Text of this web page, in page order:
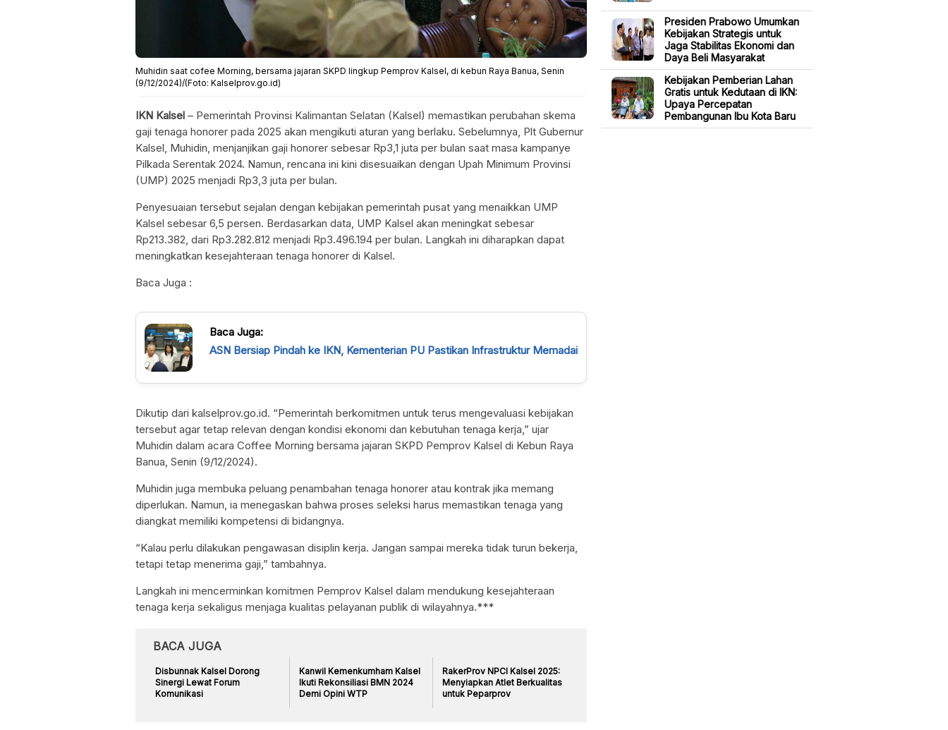
Muhidin saat cofee Morning, bersama jajaran SKPD lingkup Pemprov Kalsel, di kebun Raya Banua, Senin
(9/12/2024)/(Foto: Kalselprov.go.id)
IKN Kalsel – Pemerintah Provinsi Kalimantan Selatan (Kalsel) memastikan perubahan skema
gaji tenaga honorer pada 2025 akan mengikuti aturan yang berlaku. Sebelumnya, Plt Gubernur
Kalsel, Muhidin, menjanjikan gaji honorer sebesar Rp3,1 juta per bulan saat masa kampanye
Pilkada Serentak 2024. Namun, rencana ini kini disesuaikan dengan Upah Minimum Provinsi
(UMP) 2025 menjadi Rp3,3 juta per bulan.
Penyesuaian tersebut sejalan dengan kebijakan pemerintah pusat yang menaikkan UMP
Kalsel sebesar 6,5 persen. Berdasarkan data, UMP Kalsel akan meningkat sebesar
Rp213.382, dari Rp3.282.812 menjadi Rp3.496.194 per bulan. Langkah ini diharapkan dapat
meningkatkan kesejahteraan tenaga honorer di Kalsel.
Baca Juga :
Baca Juga:
ASN Bersiap Pindah ke IKN, Kementerian PU Pastikan Infrastruktur Memadai
Dikutip dari kalselprov.go.id. “Pemerintah berkomitmen untuk terus mengevaluasi kebijakan
tersebut agar tetap relevan dengan kondisi ekonomi dan kebutuhan tenaga kerja,” ujar
Muhidin dalam acara Coffee Morning bersama jajaran SKPD Pemprov Kalsel di Kebun Raya
Banua, Senin (9/12/2024).
Muhidin juga membuka peluang penambahan tenaga honorer atau kontrak jika memang
diperlukan. Namun, ia menegaskan bahwa proses seleksi harus memastikan tenaga yang
diangkat memiliki kompetensi di bidangnya.
“Kalau perlu dilakukan pengawasan disiplin kerja. Jangan sampai mereka tidak turun bekerja,
tetapi tetap menerima gaji,” tambahnya.
Langkah ini mencerminkan komitmen Pemprov Kalsel dalam mendukung kesejahteraan
tenaga kerja sekaligus menjaga kualitas pelayanan publik di wilayahnya.***
BACA JUGA
Disbunnak Kalsel Dorong
Sinergi Lewat Forum
Komunikasi
Kanwil Kemenkumham Kalsel
Ikuti Rekonsiliasi BMN 2024
Demi Opini WTP
RakerProv NPCI Kalsel 2025:
Menyiapkan Atlet Berkualitas
untuk Peparprov
Presiden Prabowo Umumkan
Kebijakan Strategis untuk
Jaga Stabilitas Ekonomi dan
Daya Beli Masyarakat
Kebijakan Pemberian Lahan
Gratis untuk Kedutaan di IKN:
Upaya Percepatan
Pembangunan Ibu Kota Baru